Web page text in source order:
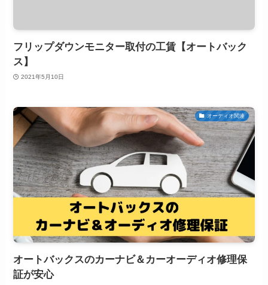
フリップダウンモニター取付の工賃【オートバック
ス】
2021年5月10日
オーディオ関連
オートバックスのカーナビ＆カーオーディオ修理保
証が安心